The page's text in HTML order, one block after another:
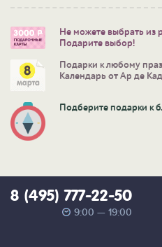
Не можете выбрать из
Подарите выбор!
Подарки к любому
Календарь от Ар де
Подберите подарки к
8 (495) 777-22-50
9:00 — 19:00